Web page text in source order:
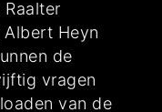
Heyn
de
vragen
van de